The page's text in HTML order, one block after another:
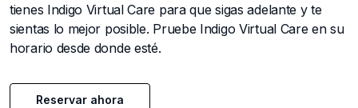
tienes Indigo Virtual Care para que sigas adelante y te
sientas lo mejor posible. Pruebe Indigo Virtual Care en su
horario desde donde esté.
Reservar ahora